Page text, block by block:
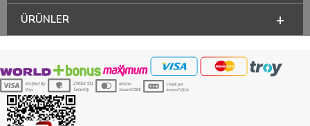
ÜRÜNLER